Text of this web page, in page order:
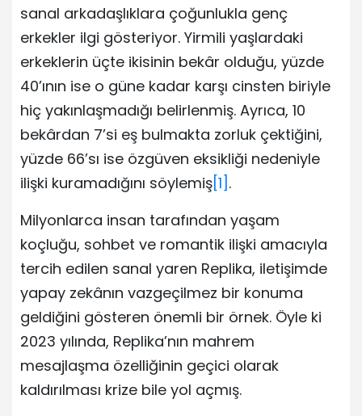
sanal arkadaşlıklara çoğunlukla genç
erkekler ilgi gösteriyor. Yirmili yaşlardaki
erkeklerin üçte ikisinin bekâr olduğu, yüzde
40’ının ise o güne kadar karşı cinsten biriyle
hiç yakınlaşmadığı belirlenmiş. Ayrıca, 10
bekârdan 7’si eş bulmakta zorluk çektiğini,
yüzde 66’sı ise özgüven eksikliği nedeniyle
ilişki kuramadığını söylemiş[1] .
Milyonlarca insan tarafından yaşam
koçluğu, sohbet ve romantik ilişki amacıyla
tercih edilen sanal yaren Replika, iletişimde
yapay zekânın vazgeçilmez bir konuma
geldiğini gösteren önemli bir örnek. Öyle ki
2023 yılında, Replika’nın mahrem
mesajlaşma özelliğinin geçici olarak
kaldırılması krize bile yol açmış.